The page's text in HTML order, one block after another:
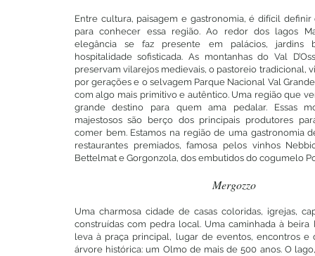
Entre cultura, paisagem e gastronomia, é difícil
para conhecer essa região. Ao redor dos lagos
elegância se faz presente em palácios, jardins
hospitalidade sofisticada. As montanhas do Val
preservam vilarejos medievais, o pastoreio tradicional,
por gerações e o selvagem Parque Nacional Val
com algo mais primitivo e autêntico. Uma região que
grande destino para quem ama pedalar. Essas
majestosos são berço dos principais produtores
comer bem. Estamos na região de uma gastronomia
restaurantes premiados, famosa pelos vinhos
Bettelmat e Gorgonzola, dos embutidos do cogumelo
Mergozzo
Uma charmosa cidade de casas coloridas, igrejas,
construídas com pedra local. Uma caminhada à
leva à praça principal, lugar de eventos, encontros e
árvore histórica: um Olmo de mais de 500 anos. O